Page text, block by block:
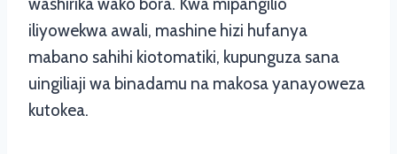
iliyowekwa awali, mashine hizi hufanya
mabano sahihi kiotomatiki, kupunguza sana
uingiliaji wa binadamu na makosa yanayoweza
kutokea.